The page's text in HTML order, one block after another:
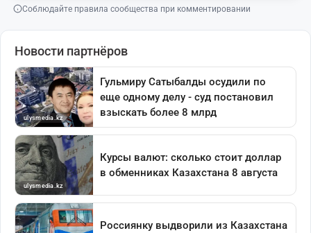
Соблюдайте правила сообщества при комментировании